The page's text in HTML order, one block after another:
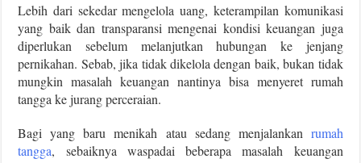
Lebih dari sekedar mengelola uang, keterampilan komunikasi
yang baik dan transparansi mengenai kondisi keuangan juga
diperlukan sebelum melanjutkan hubungan ke jenjang
pernikahan. Sebab, jika tidak dikelola dengan baik, bukan tidak
mungkin masalah keuangan nantinya bisa menyeret rumah
tangga ke jurang perceraian.
Bagi yang baru menikah atau sedang menjalankan rumah
tangga, sebaiknya waspadai beberapa masalah keuangan